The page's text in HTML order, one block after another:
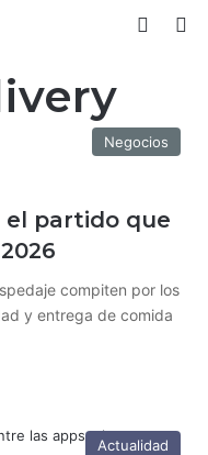
Negocios
el partido que
compiten por los
y entrega de comida
Actualidad